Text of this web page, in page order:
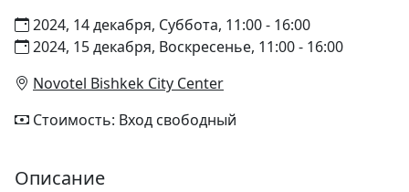
2024, 14 декабря, Суббота, 11:00 - 16:00
2024, 15 декабря, Воскресенье, 11:00 - 16:00
Novotel Bishkek City Center
Стоимость: Вход свободный
Описание